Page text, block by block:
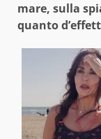
mare, sulla
quanto